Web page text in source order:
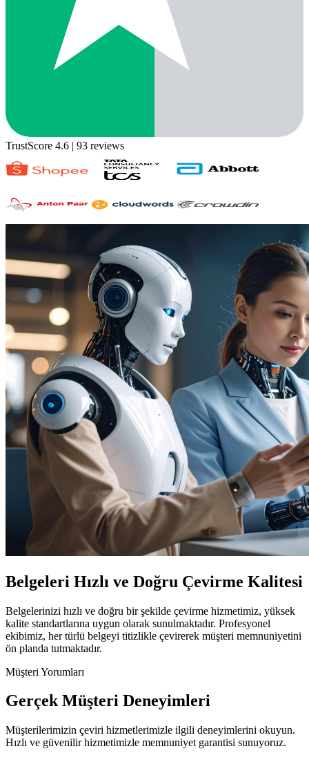
TrustScore 4.6 | 93 reviews
Belgeleri Hızlı ve Doğru Çevirme Kalitesi
Belgelerinizi hızlı ve doğru bir şekilde çevirme hizmetimiz, yüksek
kalite standartlarına uygun olarak sunulmaktadır. Profesyonel
ekibimiz, her türlü belgeyi titizlikle çevirerek müşteri memnuniyetini
ön planda tutmaktadır.
Müşteri Yorumları
Gerçek Müşteri Deneyimleri
Müşterilerimizin çeviri hizmetlerimizle ilgili deneyimlerini okuyun.
Hızlı ve güvenilir hizmetimizle memnuniyet garantisi sunuyoruz.